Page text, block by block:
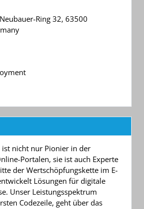
Ring 32, 63500
ist nicht nur Pionier in der
Portalen, sie ist auch Experte
der Wertschöpfungskette im E-
Lösungen für digitale
Unser Leistungsspektrum
Codezeile, geht über das